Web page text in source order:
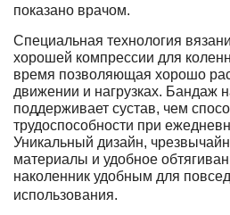
показано врачом.
Специальная технология
хорошей компрессии для
время позволяющая хорошо
движении и нагрузках. Бандаж
поддерживает сустав, чем
трудоспособности при
Уникальный дизайн,
материалы и удобное
наколенник удобным для
использования.